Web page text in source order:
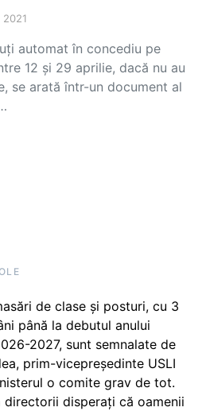
2021
automat în concediu pe
12 și 29 aprilie, dacă nu au
se arată într-un document al
de clase și posturi, cu 3
până la debutul anului
2027, sunt semnalate de
prim-vicepreședinte USLI
o comite grav de tot.
directorii disperați că oamenii